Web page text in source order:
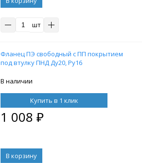
шт
Фланец ПЭ свободный с ПП покрытием
под втулку ПНД Ду20, Ру16
В наличии
Купить в 1 клик
1 008 ₽
В корзину